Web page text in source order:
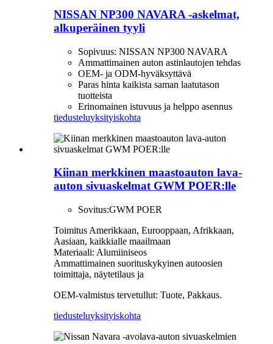
NISSAN NP300 NAVARA -askelmat,
alkuperäinen tyyli
Sopivuus: NISSAN NP300 NAVARA
Ammattimainen auton astinlautojen tehdas
OEM- ja ODM-hyväksyttävä
Paras hinta kaikista saman laatutason
tuotteista
Erinomainen istuvuus ja helppo asennus
tiedusteluyksityiskohta
Kiinan merkkinen maastoauton lava-
auton sivuaskelmat GWM POER:lle
Sovitus:GWM POER
Toimitus Amerikkaan, Eurooppaan, Afrikkaan,
Aasiaan, kaikkialle maailmaan
Materiaali: Alumiiniseos
Ammattimainen suorituskykyinen autoosien
toimittaja, näytetilaus ja
OEM-valmistus tervetullut: Tuote, Pakkaus.
tiedusteluyksityiskohta